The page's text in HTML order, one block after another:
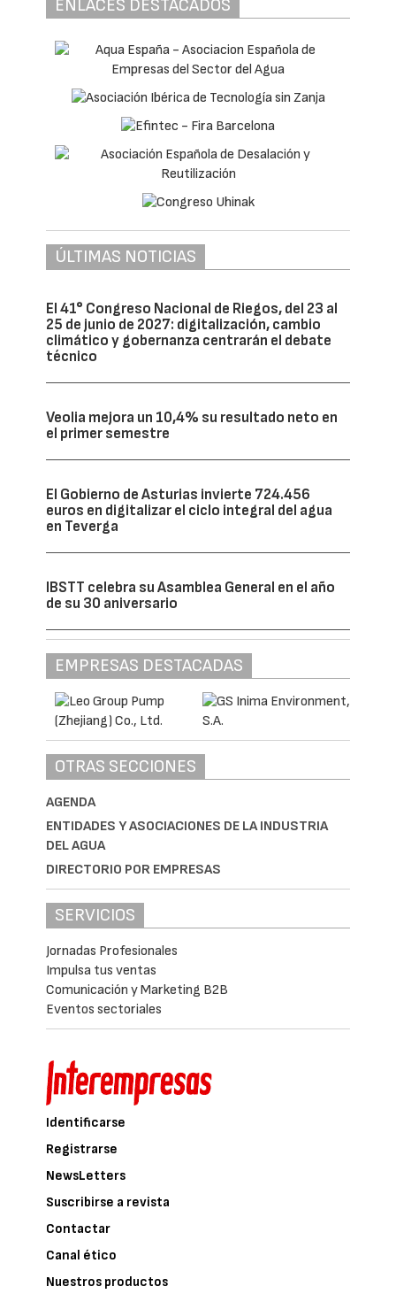
Lantania: Ingeniería y Tecnología del Agua,
Asimismo, impulsará proyectos conjuntos
de investigación en desalación, tratamiento
y reutilización del agua, así como el
intercambio de conocimiento, la
transferencia tecnológica y la participación
en iniciativas de I+D+i de interés común.
El convenio favorecerá la incorporación de
universidad a los proyectos que Lantania
desarrolla en Marruecos mediante
inserción profesional. Además, el centro
difundirá entre sus estudiantes las
oportunidades de empleo de la compañía y
sector.
donde la compañía construye actualmente
la estación de tratamiento de agua potable
de M’rirt y ha ejecutado la depuradora de
Grupo OCP. Presente en el Reino a través de
sus filiales Lantania Maroc y Soil Maroc, la
empresa refuerza su implantación en este
el desarrollo de las infraestructuras
hidráulicas del país, en línea con su
estrategia de crecimiento internacional.
Este acuerdo se enmarca en la nueva etapa
de crecimiento de Lantania Aguas tras la
accionariado. El aumento de la actividad de
la compañía en Marruecos, así como en
importancia de colaborar con el ámbito
universitario para impulsar la formación de
profesionales especializados en tecnologías
del agua.
La Universidad Abdelmalek Essaâdi es una de
las principales instituciones de educación
cinco ciudades —Tetuán, Tánger, Larache,
Ksar El Kebir y Alhucemas—. El acuerdo de
colaboración será coordinado por la Facultad
de Ciencias y Técnicas de Tánger, un centro
de referencia en formación científica y
tecnológica que imparte 13 programas de
Máster en Ciencias y Técnicas (MST) y
El seguimiento del convenio recaerá en el
profesor Fouad El Mansouri, del